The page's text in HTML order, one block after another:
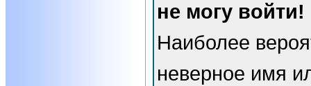
не могу войти!
Наиболее
неверное имя